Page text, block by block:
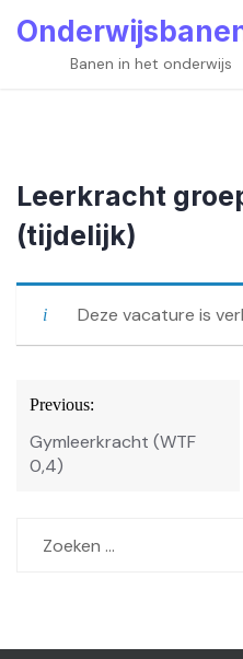
Banen in het onderwijs
Leerkracht
(tijdelijk)
Deze vacature is
Bericht
navigatie
Previous:
Gymleerkracht (WTF
0,4)
naar: